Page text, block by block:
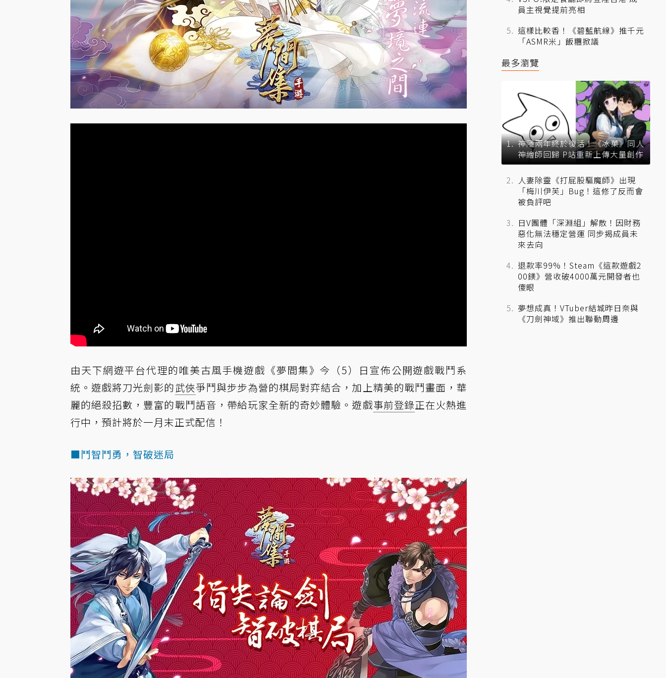
由天下網遊平台代理的唯美古風手機遊戲《夢間集》今（5）日宣佈公開遊戲戰鬥系
統。遊戲將刀光劍影的武俠爭鬥與步步為營的棋局對弈結合，加上精美的戰鬥畫面，華
麗的絕殺招數，豐富的戰鬥語音，帶給玩家全新的奇妙體驗。遊戲事前登錄正在火熱進
行中，預計將於一月末正式配信！
■鬥智鬥勇，智破迷局
員主視覺提前亮相
這樣比較香！《碧藍航線》推千元
「ASMR米」飯糰掀議
最多瀏覽
神隱兩年終於復活！《冰菓》同人
神繪師回歸 P站重新上傳大量創作
人妻除靈《打屁股驅魔師》出現
「梅川伊芙」Bug！這修了反而會
被負評吧
日V團體「深淵組」解散！因財務
惡化無法穩定營運 同步揭成員未
來去向
退款率99%！Steam《這款遊戲2
00鎂》營收破4000萬元開發者也
傻眼
夢想成真！VTuber結城昨日奈與
《刀劍神域》推出聯動周邊